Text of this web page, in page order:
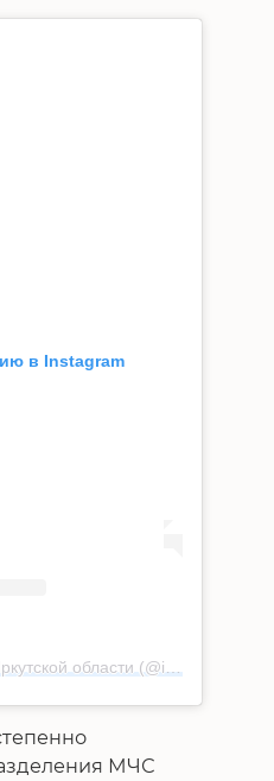
в Instagram
МЧС